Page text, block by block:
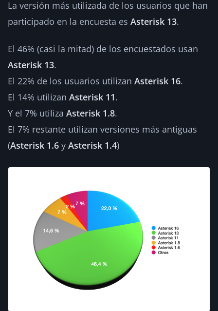
La versión más utilizada de los usuarios que han
participado en la encuesta es Asterisk 13.
El 46% (casi la mitad) de los encuestados usan
Asterisk 13.
El 22% de los usuarios utilizan Asterisk 16.
El 14% utilizan Asterisk 11.
Y el 7% utiliza Asterisk 1.8.
El 7% restante utilizan versiones más antiguas
(Asterisk 1.6 y Asterisk 1.4)